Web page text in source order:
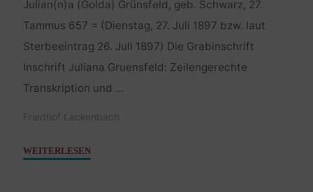
Julian(n)a (Golda) Grünsfeld, geb. Schwarz, 27.
Tammus 657 = (Dienstag, 27. Juli 1897 bzw. laut
Sterbeeintrag 26. Juli 1897) Die Grabinschrift
Inschrift Juliana Gruensfeld: Zeilengerechte
Transkription und …
Friedhof Lackenbach
WEITERLESEN"Grünsfeld